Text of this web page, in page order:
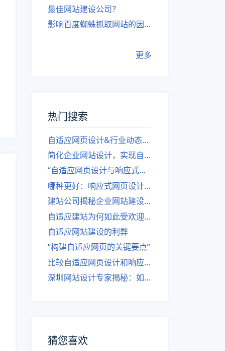
最佳网站建设公司？
影响百度蜘蛛抓取网站的因素有哪些？
更多
热门搜索
自适应网页设计&行业动态，关注建站。
简化企业网站设计，实现自适应设计的方法
“自适应网页设计与响应式网站建设的异同”
哪种更好：响应式网页设计还是自适应网站？
建站公司揭秘企业网站建设核心原则
自适应建站为何如此受欢迎？
自适应网站建设的利弊
“构建自适应网页的关键要点”
比较自适应网页设计和响应式网站的差异
深圳网站设计专家揭秘：如何实现自适应网页设计
猜您喜欢